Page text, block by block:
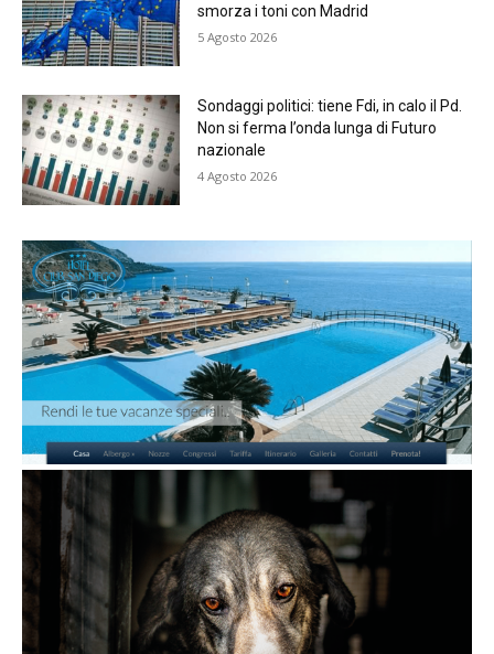
smorza i toni con Madrid
5 Agosto 2026
Sondaggi politici: tiene Fdi, in calo il Pd.
Non si ferma l’onda lunga di Futuro
nazionale
4 Agosto 2026